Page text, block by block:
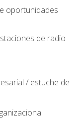
oportunidades
de radio
/ estuche de